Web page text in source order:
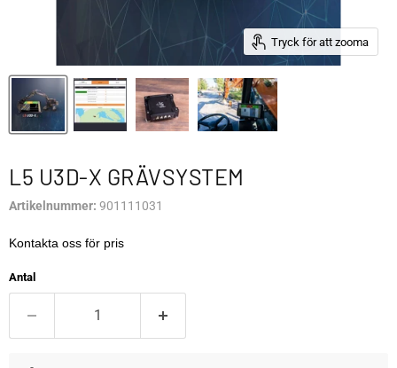
Tryck för att zooma
L5 U3D-X GRÄVSYSTEM
Artikelnummer: 901111031
Kontakta oss för pris
Antal